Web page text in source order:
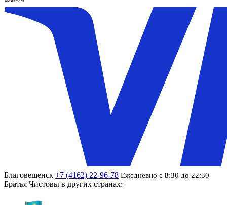
Благовещенск +7 (4162) 22-96-78 Ежедневно с 8:30 до 22:30
Братья Чистовы в других странах: